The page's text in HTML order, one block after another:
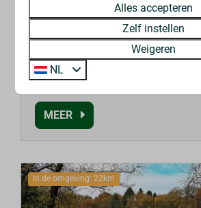
Miramar Zeemuseum
Wel eens oog in oog gestaan met
haai? In Miramar kun je deze en
zeewezens ontmoeten.
MEER
In de omgeving: 22km
Alles accepteren
Zelf instellen
Weigeren
NL